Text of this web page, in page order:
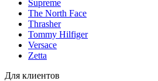
Supreme
The North Face
Thrasher
Tommy Hilfiger
Versace
Zetta
Для клиентов